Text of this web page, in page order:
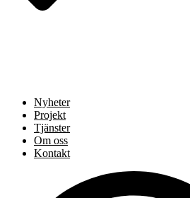
Nyheter
Projekt
Tjänster
Om oss
Kontakt